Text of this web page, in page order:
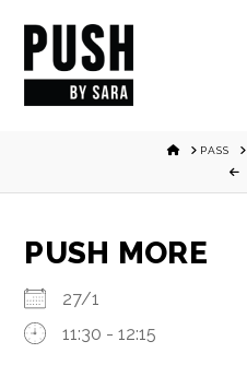
HOMEPASS
PUSH MORE
27/1
11:30 - 12:15